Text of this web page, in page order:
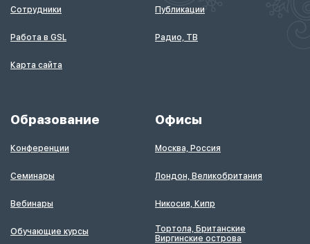
Сотрудники
Работа в GSL
Карта сайта
Публикации
Радио, ТВ
Образование
Конференции
Семинары
Вебинары
Обучающие курсы
Офисы
Москва, Россия
Лондон, Великобритания
Никосия, Кипр
Тортола, Британские
Виргинские острова